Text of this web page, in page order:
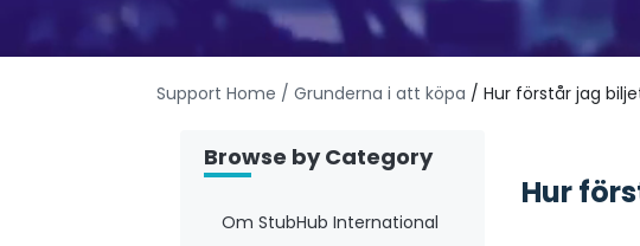
Support Home / Grunderna i att köpa / Hur förstår jag
Browse by Category
Om StubHub International
Hur